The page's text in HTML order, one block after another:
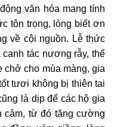
văn hóa mang tính
tôn trọng, lòng biết ơn
về cội nguồn. Lễ thức
tác nương rẫy, thể
chở cho mùa màng, gia
tươi không bị thiên tai
là dịp để các hộ gia
cảm, từ đó tăng cường